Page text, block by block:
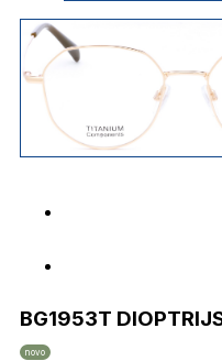
BG1953T
novo